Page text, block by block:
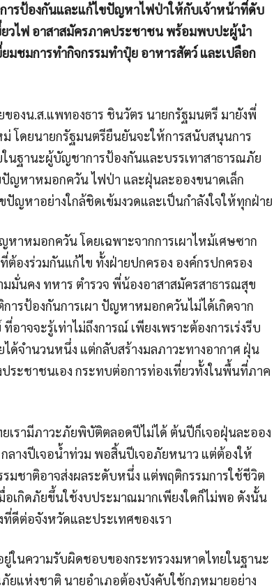
ารป้องกันและแก้ไขปัญหาไฟป่าให้กับเจ้าหน้าที่ดับ
ยวไฟ อาสาสมัครภาคประชาชน พร้อมพบปะผู้นำ
ชมการทำกิจกรรมทำปุ๋ย อาหารสัตว์ และเปลือก
องน.ส.แพทองธาร ชินวัตร นายกรัฐมนตรี มายังพี่
โดยนายกรัฐมนตรียืนยันจะให้การสนับสนุนการ
นฐานะผู้บัญชาการป้องกันและบรรเทาสาธารณภัย
ญหาหมอกควัน ไฟป่า และฝุ่นละอองขนาดเล็ก
ปัญหาอย่างใกล้ชิดเข้มงวดและเป็นกำลังใจให้ทุกฝ่าย
หาหมอกควัน โดยเฉพาะจากการเผาไหม้เศษซาก
องร่วมกันแก้ไข ทั้งฝ่ายปกครอง องค์กรปกครอง
มั่นคง ทหาร ตำรวจ พี่น้องอาสาสมัครสาธารณสุข
รป้องกันการเผา ปัญหาหมอกควันไม่ได้เกิดจาก
าจจะรู้เท่าไม่ถึงการณ์ เพียงเพราะต้องการเร่งรีบ
ได้จำนวนหนึ่ง แต่กลับสร้างมลภาวะทางอากาศ ฝุ่น
ะชาชนเอง กระทบต่อการท่องเที่ยวทั้งในพื้นที่ภาค
เรามีภาวะภัยพิบัติตลอดปีไม่ได้ ต้นปีก็เจอฝุ่นละออง
ลางปีเจอน้ำท่วม พอสิ้นปีเจอภัยหนาว แต่ต้องให้
มชาติอาจส่งผลระดับหนึ่ง แต่พฤติกรรมการใช้ชีวิต
เกิดภัยขึ้นใช้งบประมาณมากเพียงใดก็ไม่พอ ดังนั้น
ที่ดีต่อจังหวัดและประเทศของเรา
ยู่ในความรับผิดชอบของกระทรวงมหาดไทยในฐานะ
ยแห่งชาติ นายอำเภอต้องบังคับใช้กฎหมายอย่าง